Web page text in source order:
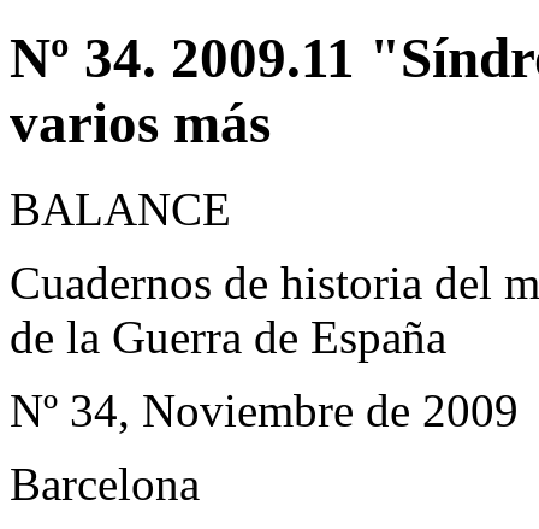
Nº 34. 2009.11
varios más
BALANCE
Cuadernos de historia del
de la Guerra de España
Nº 34, Noviembre de 2009
Barcelona